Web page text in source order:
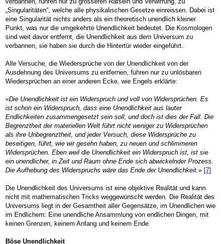
„Singularitäten“, welche alle physikalischen Gesetze einreissen. Dabei ist
eine Singularität nichts anders als ein theoretisch unendlich kleiner
Punkt, was nur die umgekehrte Unendlichkeit bedeutet. Die Kosmologen
sind weit davor entfernt, die Unendlichkeit aus dem Universum zu
verbannen, sie haben sie durch die Hintertür wieder eingeführt.
Alle Versuche, die Wiedersprüche von der Unendlichkeit von der
Ausdehnung des Universums zu entfernen, führen nur zu unlösbaren
Wiedersprüchen an einer anderen Ecke, wie Engels erklärte:
«Die Unendlichkeit ist ein Widerspruch und voll von Widersprüchen. Es
ist schon ein Widerspruch, dass eine Unendlichkeit aus lauter
Endlichkeiten zusammengesetzt sein soll, und doch ist dies der Fall. Die
Begrenztheit der materiellen Welt führt nicht weniger zu Widersprüchen
als ihre Unbegrenztheit, und jeder Versuch, diese Widersprüche zu
beseitigen, führt, wie wir gesehn haben, zu neuen und schlimmeren
Widersprüchen. Eben weil die Unendlichkeit ein Widerspruch ist, ist sie
ein unendlicher, in Zeit und Raum ohne Ende sich abwickelnder Prozess.
Die Aufhebung des Widerspruchs wäre das Ende der Unendlichkeit.» [7]
Die Unendlichkeit des Universums ist eine objektive Realität und kann
nicht mit mathematischen Tricks weggewünscht werden. Die Realität des
Universums liegt in der Gesamtheit aller Gegensätze, im Unendlichen wie
im Endlichem: Eine unendliche Ansammlung von endlichen Dingen, mit
keinen Grenzen, keinem Anfang und keinem Ende.
Böse Unendlichkeit